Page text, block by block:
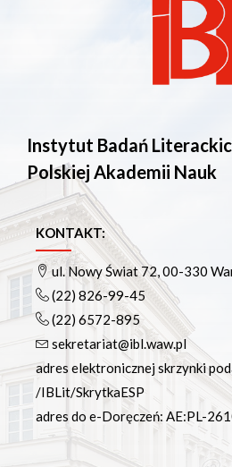
Instytut Badań
Polskiej Akademii Nauk
KONTAKT:
ul. Nowy Świat 72, 00-330
(22) 826-99-45
(22) 6572-895
sekretariat@ibl.waw.pl
adres elektronicznej skrzynki
/IBLit/SkrytkaESP
adres do e-Doręczeń: AE:PL-